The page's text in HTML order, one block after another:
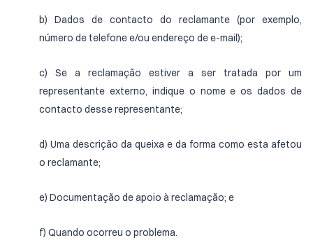
b) Dados de contacto do reclamante (por exemplo,
número de telefone e/ou endereço de e-mail);
c) Se a reclamação estiver a ser tratada por um
representante externo, indique o nome e os dados de
contacto desse representante;
d) Uma descrição da queixa e da forma como esta afetou
o reclamante;
e) Documentação de apoio à reclamação; e
f) Quando ocorreu o problema.